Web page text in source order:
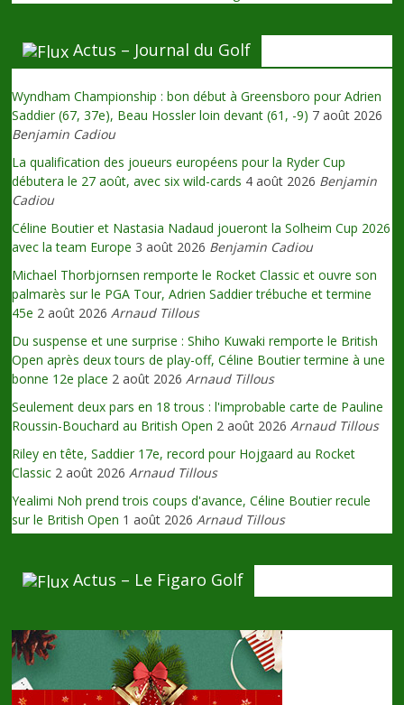
Actus – Journal du Golf
Wyndham Championship : bon début à Greensboro pour Adrien
Saddier (67, 37e), Beau Hossler loin devant (61, -9) 7 août 2026
Benjamin Cadiou
La qualification des joueurs européens pour la Ryder Cup
débutera le 27 août, avec six wild-cards 4 août 2026 Benjamin
Cadiou
Céline Boutier et Nastasia Nadaud joueront la Solheim Cup 2026
avec la team Europe 3 août 2026 Benjamin Cadiou
Michael Thorbjornsen remporte le Rocket Classic et ouvre son
palmarès sur le PGA Tour, Adrien Saddier trébuche et termine
45e 2 août 2026 Arnaud Tillous
Du suspense et une surprise : Shiho Kuwaki remporte le British
Open après deux tours de play-off, Céline Boutier termine à une
bonne 12e place 2 août 2026 Arnaud Tillous
Seulement deux pars en 18 trous : l'improbable carte de Pauline
Roussin-Bouchard au British Open 2 août 2026 Arnaud Tillous
Riley en tête, Saddier 17e, record pour Hojgaard au Rocket
Classic 2 août 2026 Arnaud Tillous
Yealimi Noh prend trois coups d'avance, Céline Boutier recule
sur le British Open 1 août 2026 Arnaud Tillous
Actus – Le Figaro Golf